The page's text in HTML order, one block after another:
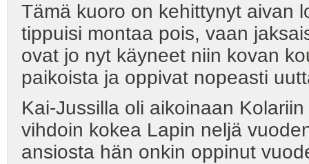
Tämä kuoro on kehittynyt aivan
tippuisi montaa pois, vaan
ovat jo nyt käyneet niin kovan
paikoista ja oppivat nopeasti
Kai-Jussilla oli aikoinaan
vihdoin kokea Lapin neljä
ansiosta hän onkin oppinut